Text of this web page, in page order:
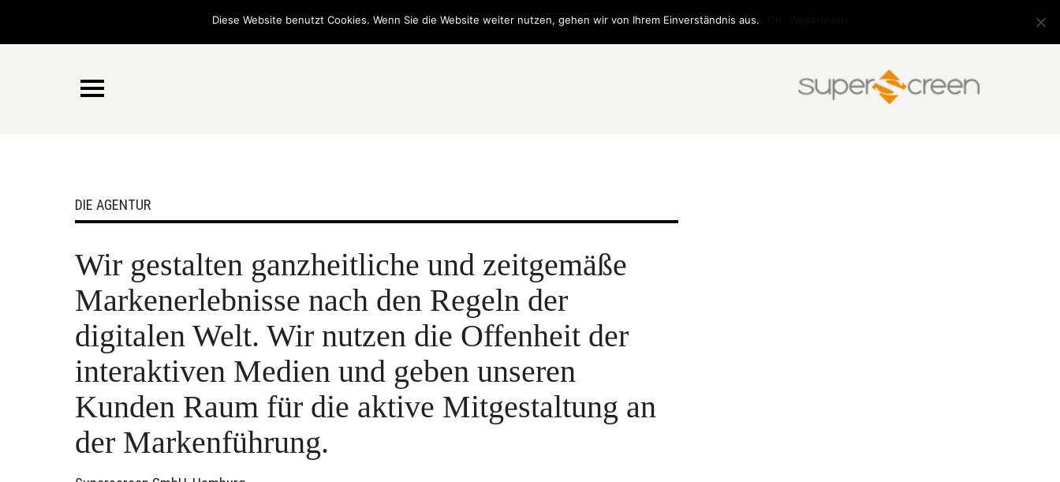
DIE AGENTUR
Wir gestalten ganzheitliche und zeitgemäße
Markenerlebnisse nach den Regeln der
digitalen Welt. Wir nutzen die Offenheit der
interaktiven Medien und geben unseren
Kunden Raum für die aktive Mitgestaltung an
der Markenführung.
Diese Website benutzt Cookies. Wenn Sie die Website weiter nutzen, gehen wir von Ihrem Einverständnis aus.